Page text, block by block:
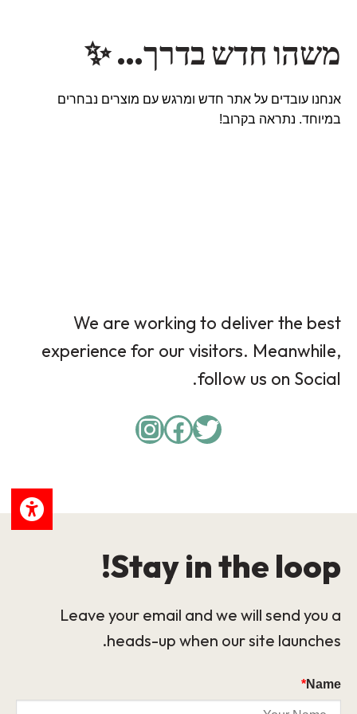
משהו חדש בדרך… ✨
אנחנו עובדים על אתר חדש ומרגש עם מוצרים נבחרים
במיוחד. נתראה בקרוב!
We are working to deliver the best
experience for our visitors. Meanwhile,
follow us on Social.
Twitter
Facebook
Instagram
Stay in the loop!
Leave your email and we will send you a
heads-up when our site launches.
Name
*